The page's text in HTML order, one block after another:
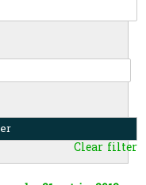
Clear filter